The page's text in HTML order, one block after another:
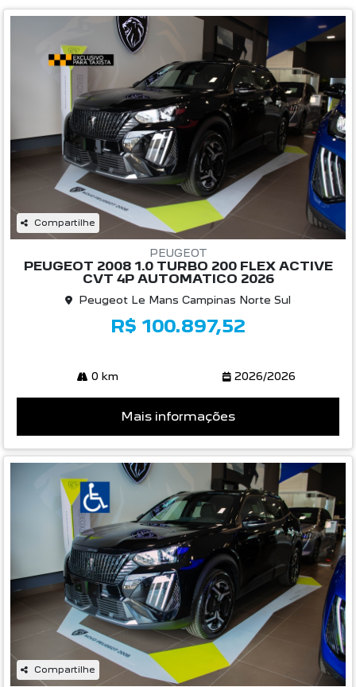
Compartilhe
PEUGEOT
PEUGEOT 2008 1.0 TURBO 200 FLEX ACTIVE
CVT 4P AUTOMATICO 2026
Peugeot Le Mans Campinas Norte Sul
R$ 100.897,52
0 km 2026/2026
Mais informações
Compartilhe